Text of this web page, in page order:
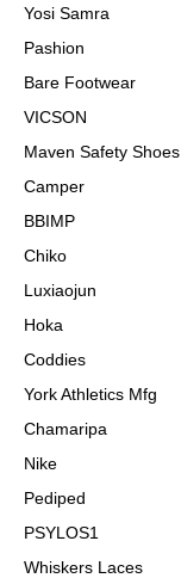
Yosi Samra
Pashion
Bare Footwear
VICSON
Maven Safety Shoes
Camper
BBIMP
Chiko
Luxiaojun
Hoka
Coddies
York Athletics Mfg
Chamaripa
Nike
Pediped
PSYLOS1
Whiskers Laces